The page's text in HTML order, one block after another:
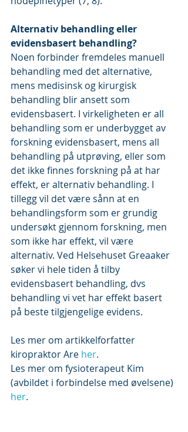
Alternativ behandling eller
evidensbasert behandling?
Noen forbinder fremdeles manuell
behandling med det alternative,
mens medisinsk og kirurgisk
behandling blir ansett som
evidensbasert. I virkeligheten er all
behandling som er underbygget av
forskning evidensbasert, mens all
behandling på utprøving, eller som
det ikke finnes forskning på at har
effekt, er alternativ behandling. I
tillegg vil det være sånn at en
behandlingsform som er grundig
undersøkt gjennom forskning, men
som ikke har effekt, vil være
alternativ. Ved Helsehuset Greaaker
søker vi hele tiden å tilby
evidensbasert behandling, dvs
behandling vi vet har effekt basert
på beste tilgjengelige evidens.
Les mer om artikkelforfatter
kiropraktor Are her.
Les mer om fysioterapeut Kim
(avbildet i forbindelse med øvelsene)
her.